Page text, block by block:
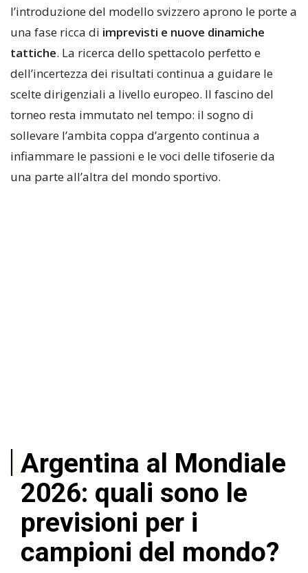
l’introduzione del modello svizzero aprono le porte a
una fase ricca di imprevisti e nuove dinamiche
tattiche. La ricerca dello spettacolo perfetto e
dell’incertezza dei risultati continua a guidare le
scelte dirigenziali a livello europeo. Il fascino del
torneo resta immutato nel tempo: il sogno di
sollevare l’ambita coppa d’argento continua a
infiammare le passioni e le voci delle tifoserie da
una parte all’altra del mondo sportivo.
Argentina al Mondiale
2026: quali sono le
previsioni per i
campioni del mondo?